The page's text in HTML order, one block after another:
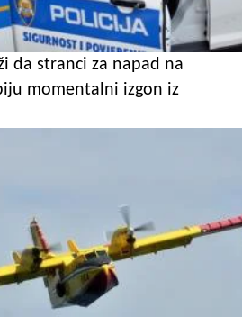
da stranci za napad na
momentalni izgon iz